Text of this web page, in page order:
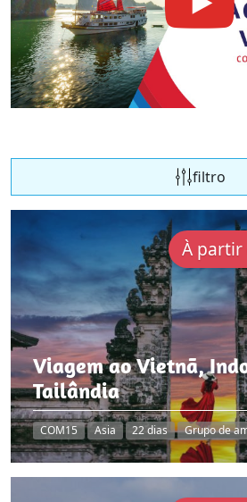
filtro
À partir
Viagem ao Vietnã,
Tailândia
COM15 Asia 22 dias Grupo de